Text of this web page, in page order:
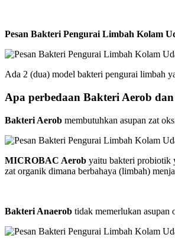
Pesan Bakteri Pengurai Limbah Kolam
Ada 2 (dua) model bakteri pengurai limbah
Apa perbedaan Bakteri Aerob
Bakteri Aerob membutuhkan asupan zat
MICROBAC Aerob yaitu bakteri probiotik
zat organik dimana berbahaya (limbah)
Bakteri Anaerob tidak memerlukan asupan